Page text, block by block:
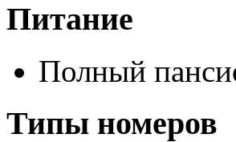
Питание
Полный
Типы номеров